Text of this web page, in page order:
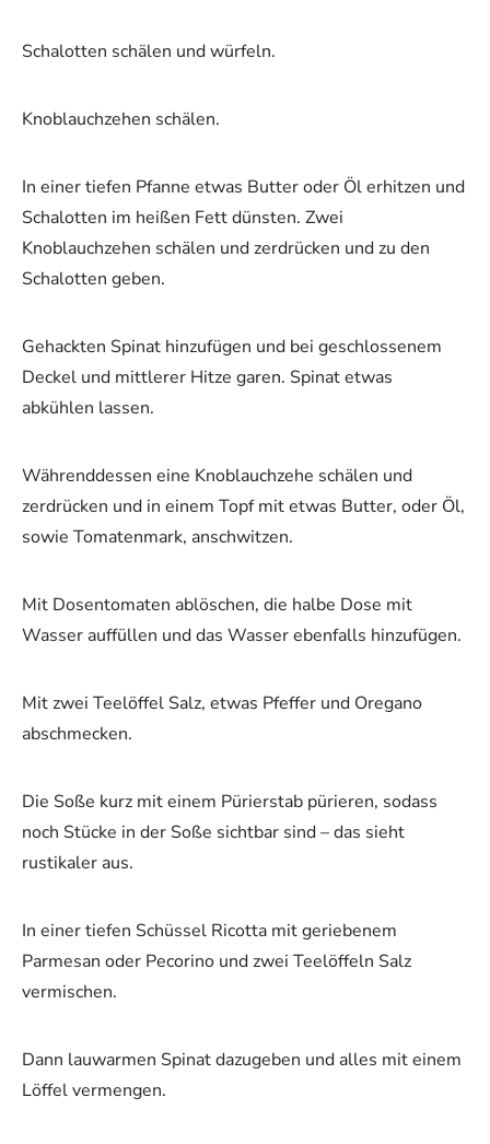
Schalotten schälen und würfeln.
Knoblauchzehen schälen.
In einer tiefen Pfanne etwas Butter oder Öl erhitzen und
Schalotten im heißen Fett dünsten. Zwei
Knoblauchzehen schälen und zerdrücken und zu den
Schalotten geben.
Gehackten Spinat hinzufügen und bei geschlossenem
Deckel und mittlerer Hitze garen. Spinat etwas
abkühlen lassen.
Währenddessen eine Knoblauchzehe schälen und
zerdrücken und in einem Topf mit etwas Butter, oder Öl,
sowie Tomatenmark, anschwitzen.
Mit Dosentomaten ablöschen, die halbe Dose mit
Wasser auffüllen und das Wasser ebenfalls hinzufügen.
Mit zwei Teelöffel Salz, etwas Pfeffer und Oregano
abschmecken.
Die Soße kurz mit einem Pürierstab pürieren, sodass
noch Stücke in der Soße sichtbar sind – das sieht
rustikaler aus.
In einer tiefen Schüssel Ricotta mit geriebenem
Parmesan oder Pecorino und zwei Teelöffeln Salz
vermischen.
Dann lauwarmen Spinat dazugeben und alles mit einem
Löffel vermengen.